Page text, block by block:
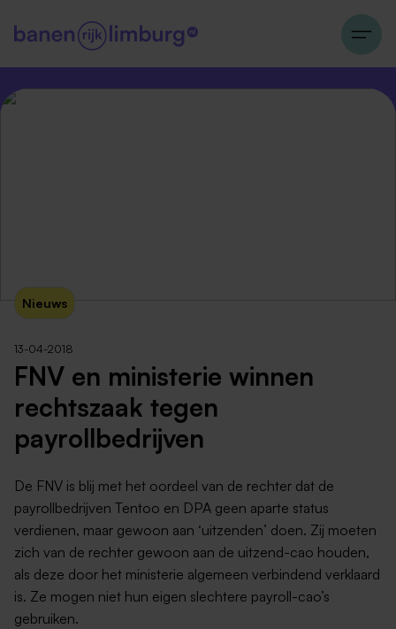
Nieuws
13-04-2018
FNV en ministerie winnen
rechtszaak tegen
payrollbedrijven
De FNV is blij met het oordeel van de rechter dat de
payrollbedrijven Tentoo en DPA geen aparte status
verdienen, maar gewoon aan ‘uitzenden’ doen. Zij moeten
zich van de rechter gewoon aan de uitzend-cao houden,
als deze door het ministerie algemeen verbindend verklaard
is. Ze mogen niet hun eigen slechtere payroll-cao’s
gebruiken.